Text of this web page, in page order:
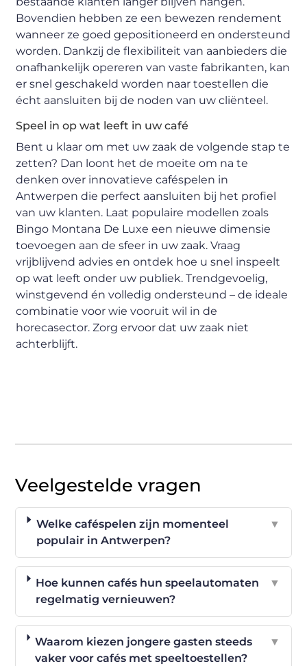
Bovendien hebben ze een bewezen rendement
wanneer ze goed gepositioneerd en ondersteund
worden. Dankzij de flexibiliteit van aanbieders die
onafhankelijk opereren van vaste fabrikanten, kan
er snel geschakeld worden naar toestellen die
écht aansluiten bij de noden van uw cliënteel.
Speel in op wat leeft in uw café
Bent u klaar om met uw zaak de volgende stap te
zetten? Dan loont het de moeite om na te
denken over innovatieve caféspelen in
Antwerpen die perfect aansluiten bij het profiel
van uw klanten. Laat populaire modellen zoals
Bingo Montana De Luxe een nieuwe dimensie
toevoegen aan de sfeer in uw zaak. Vraag
vrijblijvend advies en ontdek hoe u snel inspeelt
op wat leeft onder uw publiek. Trendgevoelig,
winstgevend én volledig ondersteund – de ideale
combinatie voor wie vooruit wil in de
horecasector. Zorg ervoor dat uw zaak niet
achterblijft.
Veelgestelde vragen
Welke caféspelen zijn momenteel
populair in Antwerpen?
▼
Hoe kunnen cafés hun speelautomaten
regelmatig vernieuwen?
▼
Waarom kiezen jongere gasten steeds
vaker voor cafés met speeltoestellen?
▼